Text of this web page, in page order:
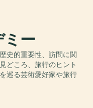
ー
史的重要性、訪問に関
どころ、旅行のヒント
巡る芸術愛好家や旅行